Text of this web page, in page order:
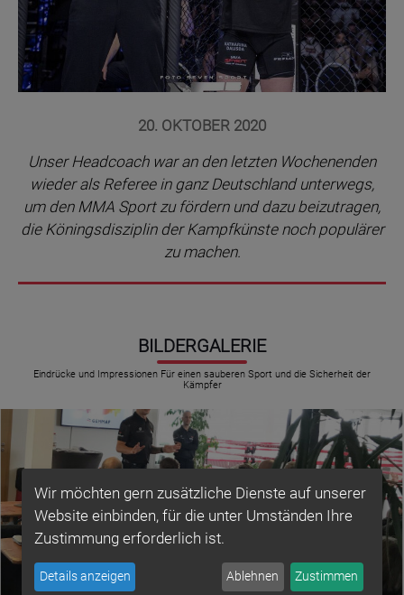
20. OKTOBER 2020
Unser Headcoach war an den letzten Wochenenden
wieder als Referee in ganz Deutschland unterwegs,
um den MMA Sport zu fördern und dazu beizutragen,
die Köningsdisziplin der Kampfkünste noch populärer
zu machen.
BILDERGALERIE
Eindrücke und Impressionen Für einen sauberen Sport und die Sicherheit der
Kämpfer
Wir möchten gern zusätzliche Dienste auf unserer
Website einbinden, für die unter Umständen Ihre
Zustimmung erforderlich ist.
Details anzeigen Ablehnen Zustimmen